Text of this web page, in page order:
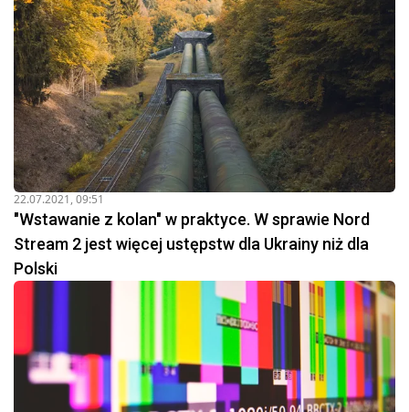
22.07.2021, 09:51
"Wstawanie z kolan" w praktyce. W sprawie Nord
Stream 2 jest więcej ustępstw dla Ukrainy niż dla
Polski